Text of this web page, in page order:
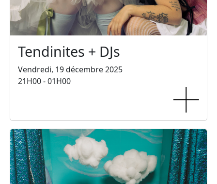
Tendinites + DJs
Vendredi, 19 décembre 2025
21H00 - 01H00